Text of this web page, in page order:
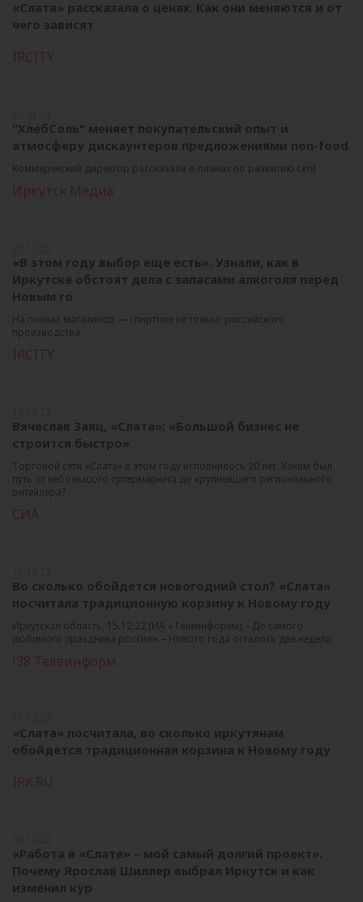
«Слата» рассказала о ценах. Как они меняются и от
чего зависят
IRCITY
"ХлебСоль" меняет покупательский опыт и
атмосферу дискаунтеров предложениями non-food
Коммерческий директор рассказала о планах по развитию сети
Иркутск Медиа
«В этом году выбор еще есть». Узнали, как в
Иркутске обстоят дела с запасами алкоголя перед
Новым го
На полках магазинов — спиртное не только российского
производства
IRCITY
Вячеслав Заяц, «Слата»: «Большой бизнес не
строится быстро»
Торговой сети «Слата» в этом году исполнилось 20 лет. Каким был
путь от небольшого супермаркета до крупнейшего регионального
ритейлера?
СИА
Во сколько обойдется новогодний стол? «Слата»
посчитала традиционную корзину к Новому году
Иркутская область, 15.12.22 (ИА «Телеинформ»), - До самого
любимого праздника россиян – Нового года осталось две недели.
i38 Телеинформ
«Слата» посчитала, во сколько иркутянам
обойдется традиционная корзина к Новому году
IRK.RU
«Работа в «Слате» – мой самый долгий проект».
Почему Ярослав Шиллер выбрал Иркутск и как
изменил кур